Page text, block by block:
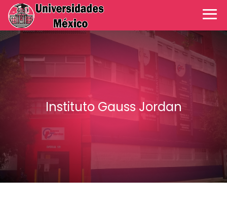
Instituto Gauss Jordan